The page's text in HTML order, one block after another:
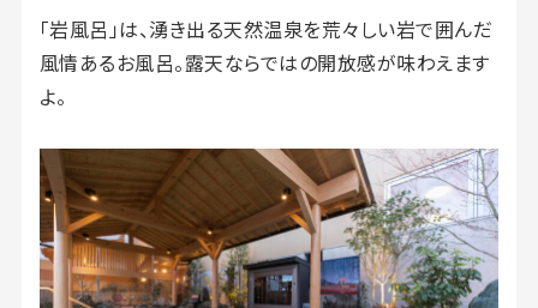
「岩風呂」は、湧き出る天然温泉を荒々しい岩で囲んだ
風情あるお風呂。露天ならではの開放感が味わえます
よ。